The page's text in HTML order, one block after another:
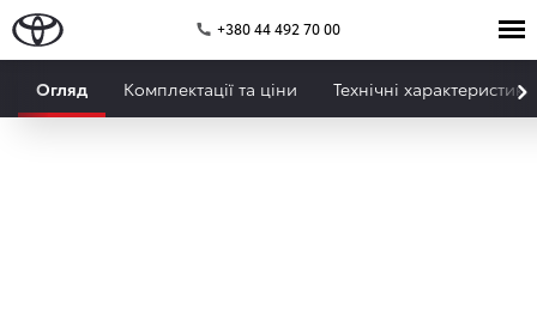
+380 44 492 70 00
Огляд Комплектації та ціни Технічні характеристики